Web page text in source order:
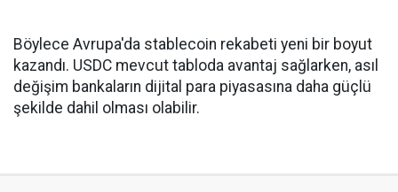
Böylece Avrupa'da stablecoin rekabeti yeni bir boyut
kazandı. USDC mevcut tabloda avantaj sağlarken, asıl
değişim bankaların dijital para piyasasına daha güçlü
şekilde dahil olması olabilir.